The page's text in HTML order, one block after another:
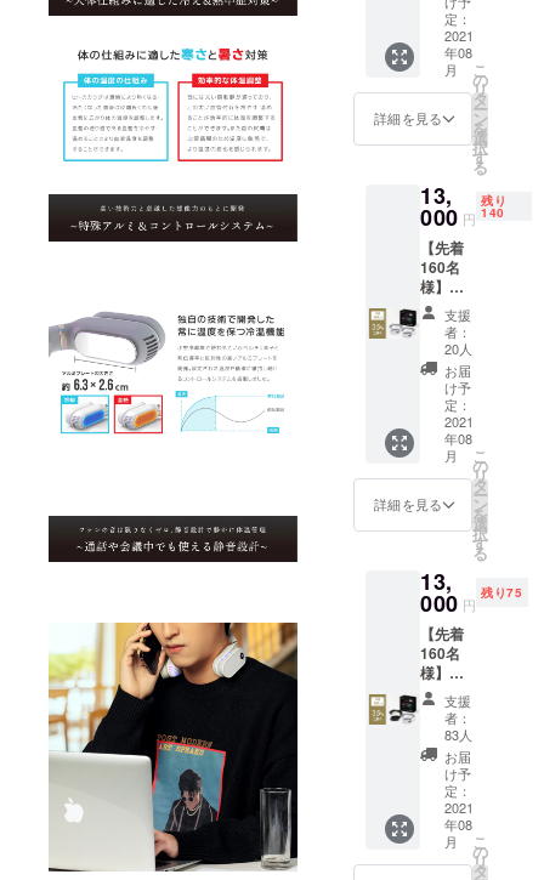
たら、
正規販
売価格
が販売
下がる
可能性
いま
す。
デザイ
ンにつ
いて予
告なく
なる場
合がご
皆様の
ご支援
を頂け
たこと
によ
り、量
産体制
を整え
ること
ができ
たまし
たら、
正規販
売価格
が販売
格より
下がる
いま
す。
料込)
【希望
小売価
10,000
円の
（カ
ラーホ
ワイト
or ブ
ラッ
ク）×1
・充電
USB
ケーブ
ル×1 ・
説明書
兼保証
書(日本
語）×1
※仕様・
デザイ
ンにつ
なる場
合がご
す。 ※
皆様の
ご支援
を頂け
たこと
によ
り、量
産体制
を整え
ること
ができ
たまし
（BK）
×2 ■先
着160名
■ZALA
XY首掛
け冷温
機（カ
ラッ
ク）×2
■CAMP
FIRE限
定特別
価格(超
早割)
→13,00
0円(税
込・送
料込)
【希望
小売価
20,000
円の
35%OF
ラーブ
ラッ
ク）×2
・充電
USB
ケーブ
ル×2 ・
説明書
兼保証
書(日本
語）×2
※仕様・
デザイ
ンにつ
いて予
告なく
定：
2021
年08
月
詳細を見る
こ
の
リ
タ
ー
ン
を
選
択
す
る
13,
000 円
残り
140
【先着
160名
様】
『35％
オフ』
ZALAX
Y首掛け
冷温機
（WH）
×2 ■先
着160名
■ZALA
XY首掛
け冷温
機（カ
ワイ
ト）×2
■CAMP
FIRE限
定特別
価格(超
早割)
→13,00
0円(税
込・送
料込)
【希望
小売価
20,000
円の
支援
者：
20人
お届
け予
定：
2021
年08
月
詳細を見る
こ
の
リ
タ
ー
ン
を
選
択
す
る
13,
000 円
残り75
【先着
160名
様】
『35％
オフ』
ZALAX
Y首掛け
冷温機
（BK、
WH）×
各1 ■先
着160名
様
支援
者：
83人
お届
け予
定：
2021
年08
月
こ
の
リ
タ